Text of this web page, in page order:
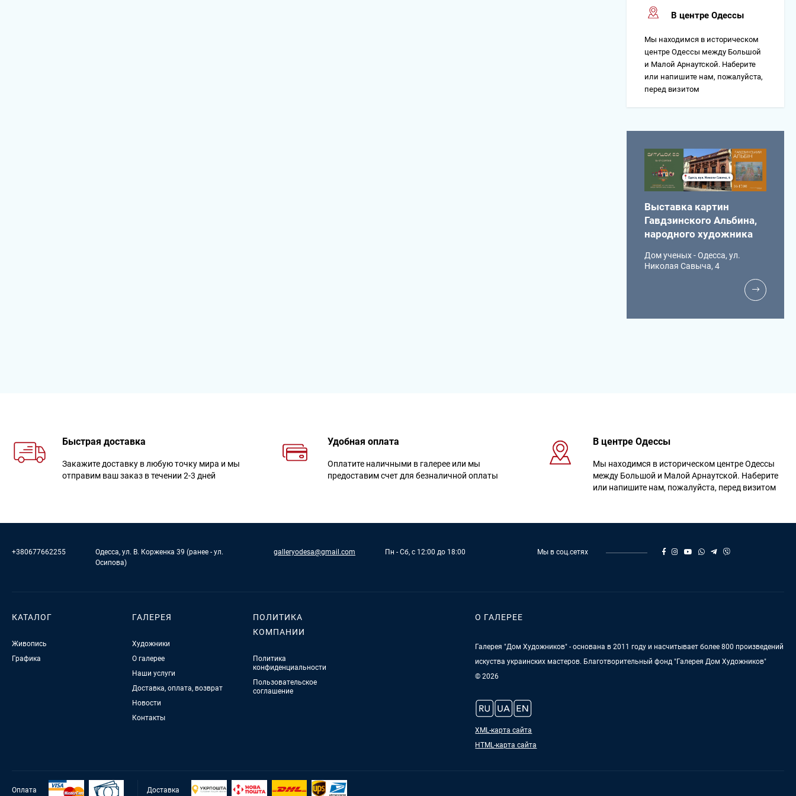
В центре Одессы
Мы находимся в историческом
центре Одессы между Большой
и Малой Арнаутской. Наберите
или напишите нам, пожалуйста,
перед визитом
Выставка картин
Гавдзинского Альбина,
народного художника
Дом ученых - Одесса, ул.
Николая Савыча, 4
Быстрая доставка
Закажите доставку в любую точку мира и мы
отправим ваш заказ в течении 2-3 дней
Удобная оплата
Оплатите наличными в галерее или мы
предоставим счет для безналичной оплаты
В центре Одессы
Мы находимся в историческом центре Одессы
между Большой и Малой Арнаутской. Наберите
или напишите нам, пожалуйста, перед визитом
+380677662255
Одесса, ул. В. Корженка 39 (ранее - ул.
Осипова)
galleryodesa@gmail.com Пн - Сб, с 12:00 до 18:00 Мы в соц.сетях
КАТАЛОГ
Живопись
Графика
ГАЛЕРЕЯ
Художники
О галерее
Наши услуги
Доставка, оплата, возврат
Новости
Контакты
ПОЛИТИКА
КОМПАНИИ
Политика
конфиденциальности
Пользовательское
соглашение
О ГАЛЕРЕЕ
Галерея "Дом Художников" - основана в 2011 году и насчитывает более 800 произведений
искуства украинских мастеров. Благотворительный фонд "Галерея Дом Художников"
© 2026
XML-карта сайта
HTML-карта сайта
Оплата Доставка